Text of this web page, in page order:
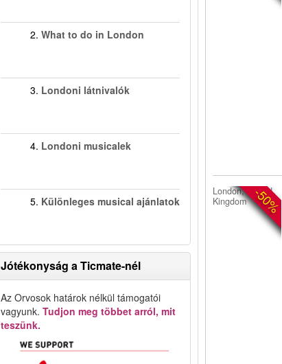
2. What to do in London
3. Londoni látnivalók
4. Londoni musicalek
5. Különleges musical ajánlatok
Jótékonyság a Ticmate-nél
Az Orvosok határok nélkül támogatói
vagyunk. Tudjon meg többet arról, mit
teszünk.
-50%
London, United
Kingdom